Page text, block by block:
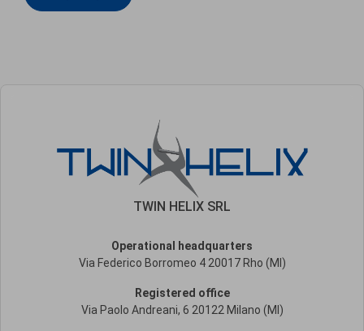
TWIN HELIX SRL
Operational headquarters
Via Federico Borromeo 4 20017 Rho (MI)
Registered office
Via Paolo Andreani, 6 20122 Milano (MI)